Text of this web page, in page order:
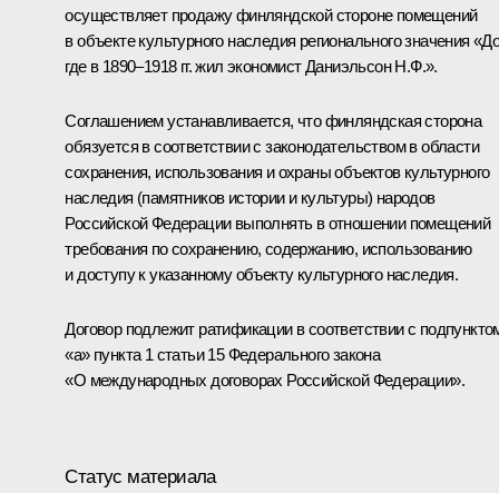
осуществляет продажу финляндской стороне помещений
в объекте культурного наследия регионального значения
где в 1890–1918 гг. жил экономист Даниэльсон Н.Ф.».
Соглашением устанавливается, что финляндская сторона
обязуется в соответствии с законодательством в области
сохранения, использования и охраны объектов культурного
наследия (памятников истории и культуры) народов
Российской Федерации выполнять в отношении помещений
требования по сохранению, содержанию, использованию
и доступу к указанному объекту культурного наследия.
Договор подлежит ратификации в соответствии с
«а» пункта 1 статьи 15 Федерального закона
«О международных договорах Российской Федерации».
Статус материала